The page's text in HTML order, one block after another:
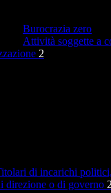
Burocrazia zero
Attività soggette a
2
di incarichi
direzione o di governo 2